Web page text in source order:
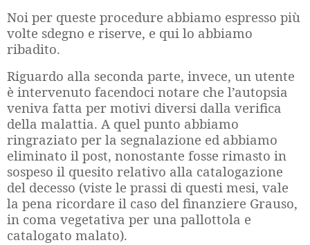
Noi per queste procedure abbiamo espresso più
volte sdegno e riserve, e qui lo abbiamo
ribadito.
Riguardo alla seconda parte, invece, un utente
è intervenuto facendoci notare che l’autopsia
veniva fatta per motivi diversi dalla verifica
della malattia. A quel punto abbiamo
ringraziato per la segnalazione ed abbiamo
eliminato il post, nonostante fosse rimasto in
sospeso il quesito relativo alla catalogazione
del decesso (viste le prassi di questi mesi, vale
la pena ricordare il caso del finanziere Grauso,
in coma vegetativa per una pallottola e
catalogato malato).